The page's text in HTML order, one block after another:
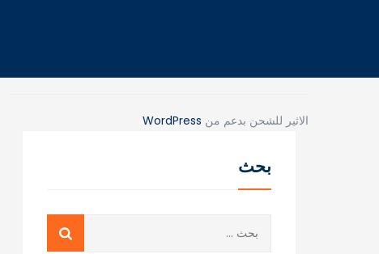
بحث
عن:
الاثير للشحن بدعم من WordPress